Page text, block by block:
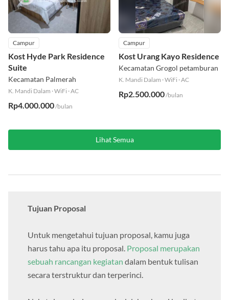
Campur
Kost Hyde Park Residence
Suite
Kecamatan Palmerah
K. Mandi Dalam ·WiFi ·AC
Rp4.000.000/bulan
Campur
Kost Urang Kayo Residence
Kecamatan Grogol petamburan
K. Mandi Dalam ·WiFi ·AC
Rp2.500.000/bulan
Lihat Semua
Tujuan Proposal
Untuk mengetahui tujuan proposal, kamu juga
harus tahu apa itu proposal. Proposal merupakan
sebuah rancangan kegiatan dalam bentuk tulisan
secara terstruktur dan terperinci.